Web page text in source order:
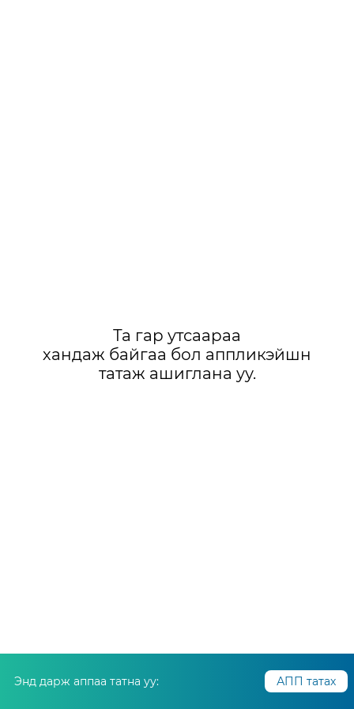
Та гар утсаараа
хандаж байгаа бол аппликэйшн
татаж ашиглана уу.
Энд дарж аппаа татна уу: АПП татах